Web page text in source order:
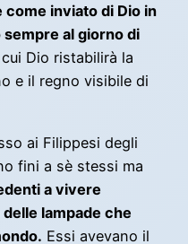
inviato di Dio in
al giorno di
Dio ristabilirà la
e il regno visibile di
ai Filippesi degli
fini a sè stessi ma
a vivere
lampade che
Essi avevano il